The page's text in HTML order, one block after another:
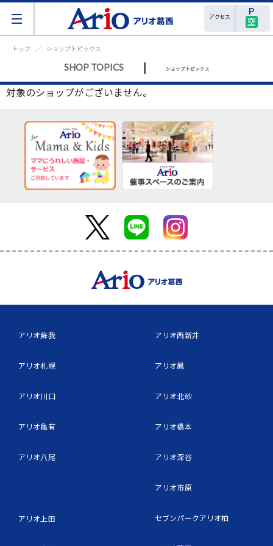
アクセス 空
トップ ショップトピックス
SHOP TOPICS | ショップトピックス
対象のショップがございません。
アリオ蘇我
アリオ札幌
アリオ川口
アリオ亀有
アリオ八尾
アリオ上田
アリオ西新井
アリオ鳳
アリオ北砂
アリオ橋本
アリオ深谷
アリオ市原
セブンパークアリオ柏